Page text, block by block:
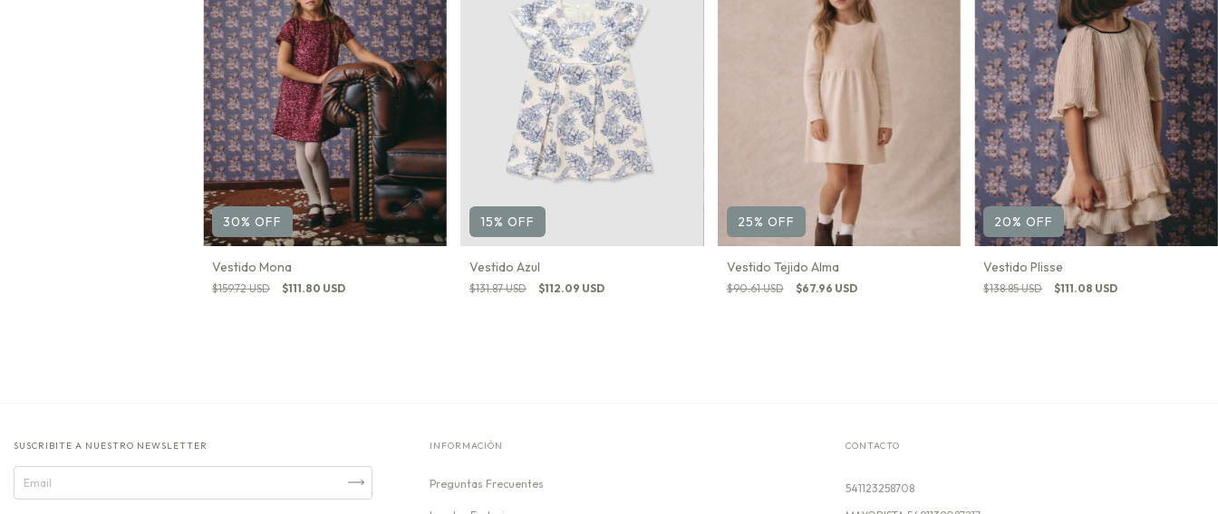
30% OFF
Vestido Mona
$159.72 USD $111.80 USD
15% OFF
Vestido Azul
$131.87 USD $112.09 USD
25% OFF
Vestido Tejido Alma
$90.61 USD $67.96 USD
20%OFF
Vestido Plisse
$138.85 USD $111.08 USD
SUSCRIBITE A NUESTRO NEWSLETTER INFORMACIÓN
Preguntas Frecuentes
CONTACTO
541123258708